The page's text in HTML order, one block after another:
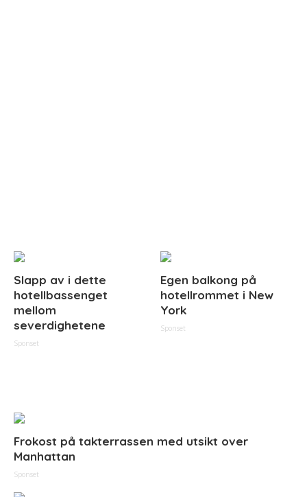
Slapp av i dette
hotellbassenget
mellom
severdighetene
Sponset
Egen balkong på
hotellrommet i New
York
Sponset
Frokost på takterrassen med utsikt over
Manhattan
Sponset